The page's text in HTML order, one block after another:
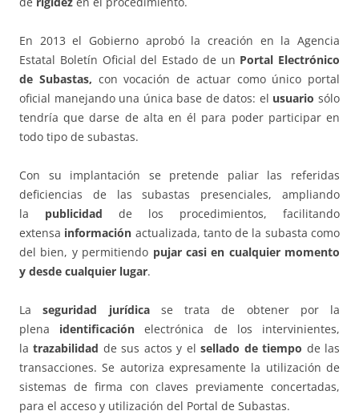
En 2013 el Gobierno aprobó la creación en la Agencia
Estatal Boletín Oficial del Estado de un Portal Electrónico
de Subastas, con vocación de actuar como único portal
oficial manejando una única base de datos: el usuario sólo
tendría que darse de alta en él para poder participar en
todo tipo de subastas.
Con su implantación se pretende paliar las referidas
deficiencias de las subastas presenciales, ampliando
la publicidad de los procedimientos, facilitando
extensa información actualizada, tanto de la subasta como
del bien, y permitiendo pujar casi en cualquier momento
y desde cualquier lugar.
Laseguridad jurídicase trata de obtener por la
plena identificación electrónica de los intervinientes,
latrazabilidad de sus actos y elsellado de tiempo de las
transacciones. Se autoriza expresamente la utilización de
sistemas de firma con claves previamente concertadas,
para el acceso y utilización del Portal de Subastas.